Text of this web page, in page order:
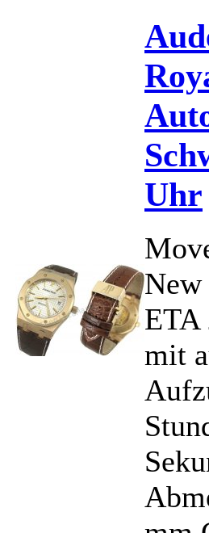
Uhr
New
ETA
mit